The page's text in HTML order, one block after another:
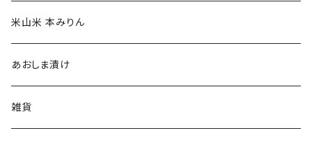
玄米 コシヒカリ特別栽培米
米山米 本みりん
あおしま漬け
雑貨